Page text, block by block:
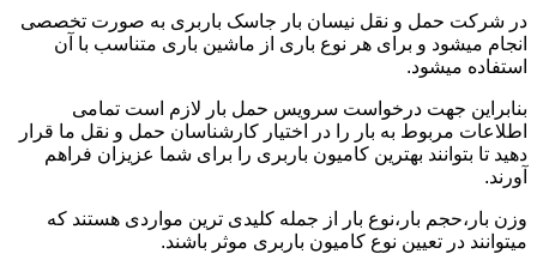
در شرکت حمل و نقل نیسان بار جاسک باربری به صورت تخصصی
انجام میشود و برای هر نوع باری از ماشین باری متناسب با آن
استفاده میشود.
بنابراین جهت درخواست سرویس حمل بار لازم است تمامی
اطلاعات مربوط به بار را در اختیار کارشناسان حمل و نقل ما قرار
دهید تا بتوانند بهترین کامیون باربری را برای شما عزیزان فراهم
آورند.
وزن بار،حجم بار،نوع بار از جمله کلیدی ترین مواردی هستند که
میتوانند در تعیین نوع کامیون باربری موثر باشند.